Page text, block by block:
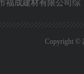
福成建材有限公司综
Copyright